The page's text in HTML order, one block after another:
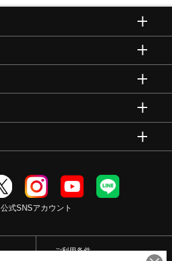
公式SNSアカウント
ご利用条件